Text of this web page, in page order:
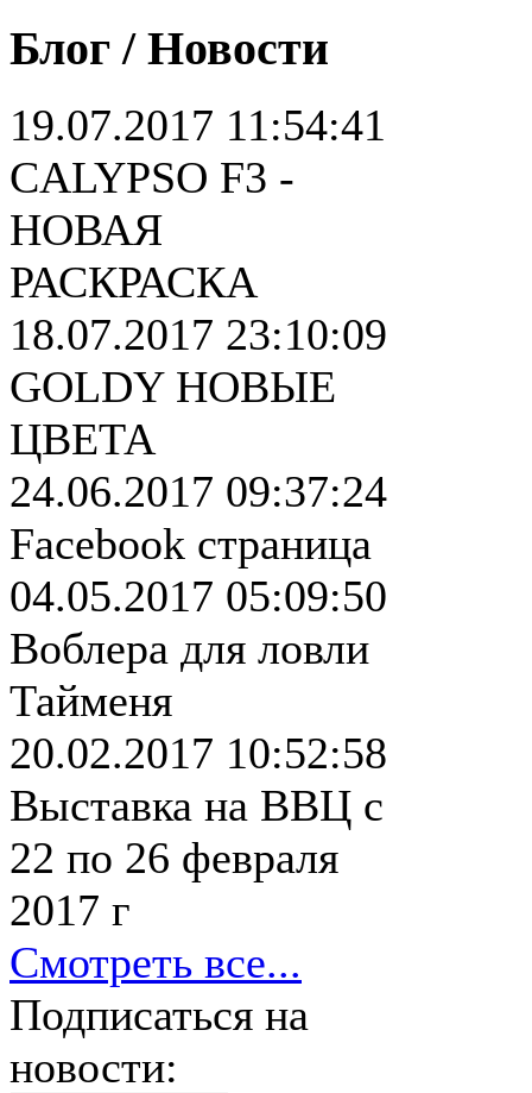
Блог / Новости
19.07.2017 11:54:41
CALYPSO F3 -
НОВАЯ
РАСКРАСКА
18.07.2017 23:10:09
GOLDY НОВЫЕ
ЦВЕТА
24.06.2017 09:37:24
Facebook страница
04.05.2017 05:09:50
Воблера для ловли
Тайменя
20.02.2017 10:52:58
Выставка на ВВЦ с
22 по 26 февраля
2017 г
Смотреть все...
Подписаться на
новости: